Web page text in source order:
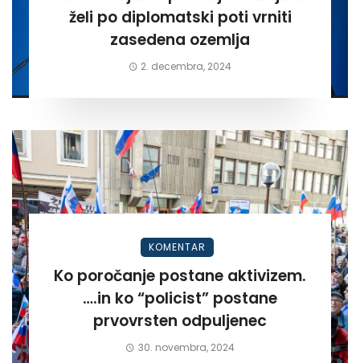
želi po diplomatski poti vrniti
zasedena ozemlja
2. decembra, 2024
KOMENTAR
Ko poročanje postane aktivizem.
….in ko “policist” postane
prvovrsten odpuljenec
30. novembra, 2024